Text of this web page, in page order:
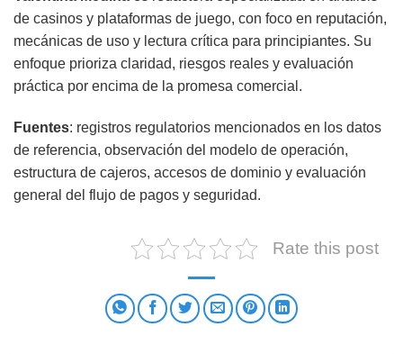
de casinos y plataformas de juego, con foco en reputación,
mecánicas de uso y lectura crítica para principiantes. Su
enfoque prioriza claridad, riesgos reales y evaluación
práctica por encima de la promesa comercial.
Fuentes: registros regulatorios mencionados en los datos
de referencia, observación del modelo de operación,
estructura de cajeros, accesos de dominio y evaluación
general del flujo de pagos y seguridad.
Rate this post